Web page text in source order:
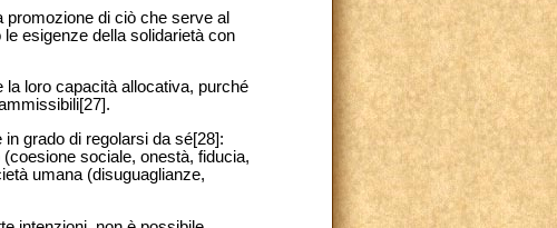
promozione di ciò che serve al
esigenze della solidarietà con
la loro capacità allocativa, purché
grado di regolarsi da sé[28]:
sociale, onestà, fiducia,
umana (disuguaglianze,